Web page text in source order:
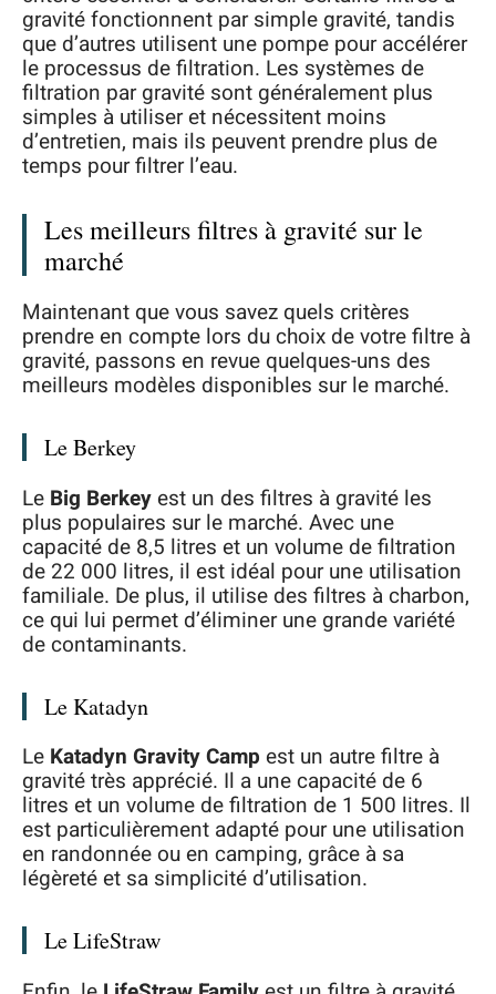
gravité fonctionnent par simple gravité, tandis
que d’autres utilisent une pompe pour accélérer
le processus de filtration. Les systèmes de
filtration par gravité sont généralement plus
simples à utiliser et nécessitent moins
d’entretien, mais ils peuvent prendre plus de
temps pour filtrer l’eau.
Les meilleurs filtres à gravité sur le
marché
Maintenant que vous savez quels critères
prendre en compte lors du choix de votre filtre à
gravité, passons en revue quelques-uns des
meilleurs modèles disponibles sur le marché.
Le Berkey
Le Big Berkeyest un des filtres à gravité les
plus populaires sur le marché. Avec une
capacité de 8,5 litres et un volume de filtration
de 22 000 litres, il est idéal pour une utilisation
familiale. De plus, il utilise des filtres à charbon,
ce qui lui permet d’éliminer une grande variété
de contaminants.
Le Katadyn
Le Katadyn Gravity Camp est un autre filtre à
gravité très apprécié. Il a une capacité de 6
litres et un volume de filtration de 1 500 litres. Il
est particulièrement adapté pour une utilisation
en randonnée ou en camping, grâce à sa
légèreté et sa simplicité d’utilisation.
Le LifeStraw